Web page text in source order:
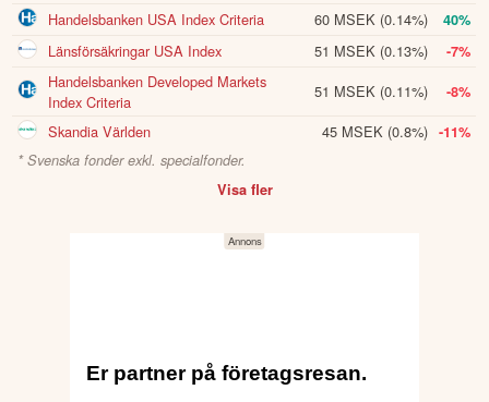
Handelsbanken USA Index Criteria 60 MSEK (0.14%) 40%
Länsförsäkringar USA Index 51 MSEK (0.13%) -7%
Handelsbanken Developed Markets
Index Criteria
51 MSEK (0.11%) -8%
Skandia Världen 45 MSEK (0.8%) -11%
* Svenska fonder exkl. specialfonder.
Visa fler